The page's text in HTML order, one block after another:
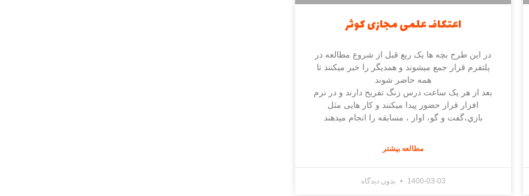
اعتکاف علمی مجازی کوثر
در این طرح بچه ها یک ربع قبل از شروع مطالعه در
پلتفرم قرار جمع میشوند و همدیگر را خبر میکنند تا
همه حاضر شوند
بعد از هر یک ساعت درس زنگ تفریح دارند و در نرم
افزار قرار حضور پیدا میکنند و کار هایی مثل
بازي،گفت و گو، اواز ، مسابقه را انجام میدهند
مطالعه بیشتر
1400-03-03 بدون دیدگاه